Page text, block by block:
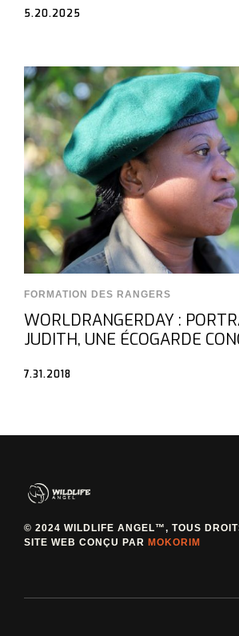
5.20.2025
FORMATION DES RANGERS
WORLDRANGERDAY :
JUDITH, UNE ÉCOGARDE
7.31.2018
© 2024 WILDLIFE ANGEL™, TOUS
SITE WEB CONÇU PAR MOKORIM